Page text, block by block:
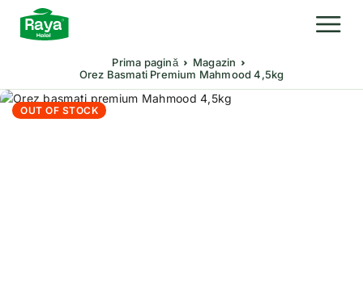
Prima pagină
Magazin
Orez Basmati Premium Mahmood 4,5kg
OUT OF STOCK